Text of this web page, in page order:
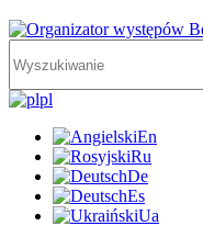
pl
En
Ru
De
Es
Ua